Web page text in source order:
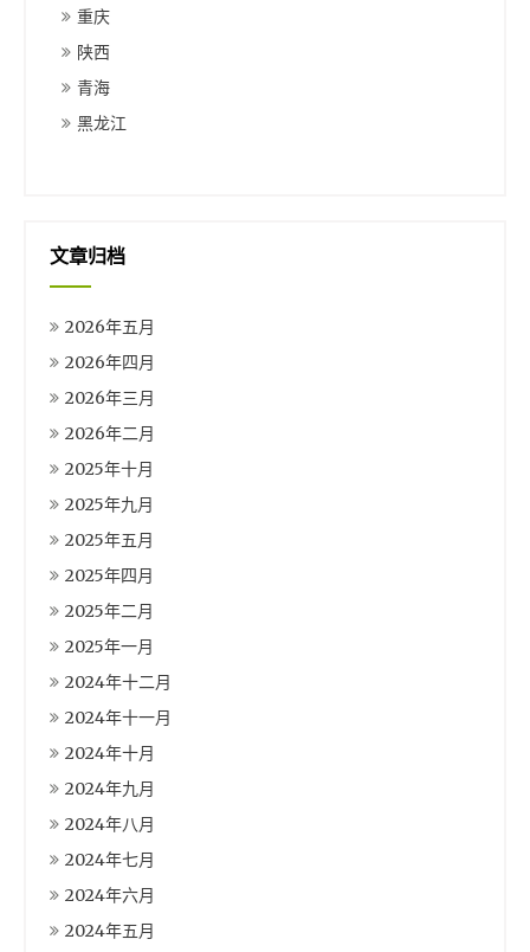
重庆
陕西
青海
黑龙江
文章归档
2026年五月
2026年四月
2026年三月
2026年二月
2025年十月
2025年九月
2025年五月
2025年四月
2025年二月
2025年一月
2024年十二月
2024年十一月
2024年十月
2024年九月
2024年八月
2024年七月
2024年六月
2024年五月